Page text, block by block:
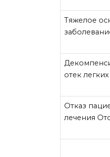
Тяжелое
отек легких
Отказ
лечения